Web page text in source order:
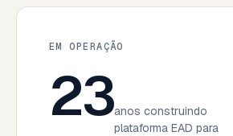
EM OPERAÇÃO
23anos construindo
plataforma EAD para